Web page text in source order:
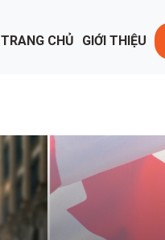
TRANG CHỦ
GIỚI THIỆU